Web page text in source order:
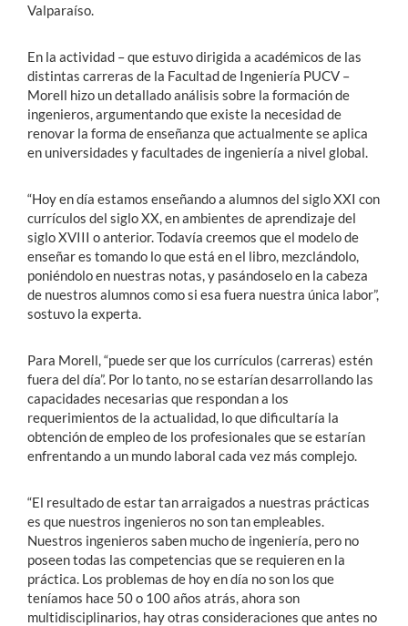
Valparaíso.
En la actividad – que estuvo dirigida a académicos de las
distintas carreras de la Facultad de Ingeniería PUCV –
Morell hizo un detallado análisis sobre la formación de
ingenieros, argumentando que existe la necesidad de
renovar la forma de enseñanza que actualmente se aplica
en universidades y facultades de ingeniería a nivel global.
“Hoy en día estamos enseñando a alumnos del siglo XXI con
currículos del siglo XX, en ambientes de aprendizaje del
siglo XVIII o anterior. Todavía creemos que el modelo de
enseñar es tomando lo que está en el libro, mezclándolo,
poniéndolo en nuestras notas, y pasándoselo en la cabeza
de nuestros alumnos como si esa fuera nuestra única labor”,
sostuvo la experta.
Para Morell, “puede ser que los currículos (carreras) estén
fuera del día”. Por lo tanto, no se estarían desarrollando las
capacidades necesarias que respondan a los
requerimientos de la actualidad, lo que dificultaría la
obtención de empleo de los profesionales que se estarían
enfrentando a un mundo laboral cada vez más complejo.
“El resultado de estar tan arraigados a nuestras prácticas
es que nuestros ingenieros no son tan empleables.
Nuestros ingenieros saben mucho de ingeniería, pero no
poseen todas las competencias que se requieren en la
práctica. Los problemas de hoy en día no son los que
teníamos hace 50 o 100 años atrás, ahora son
multidisciplinarios, hay otras consideraciones que antes no